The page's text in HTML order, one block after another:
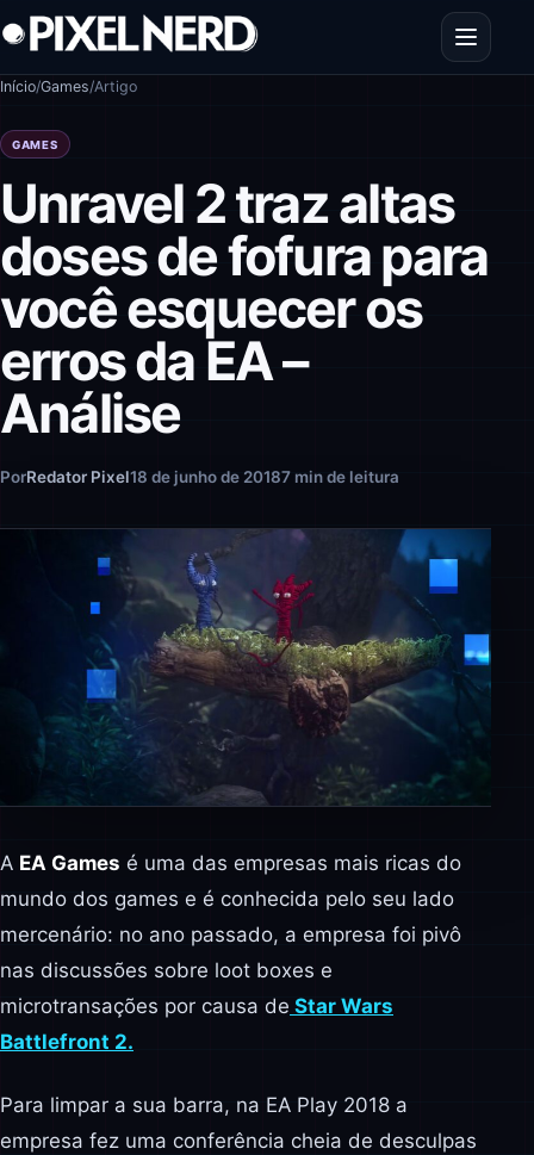
Pular para o conteúdo
Abrir
Início/Games/Artigo
GAMES
Unravel 2 traz altas
doses de fofura para
você esquecer os
erros da EA –
Análise
PorRedator Pixel18 de junho de 20187 min de leitura
A EA Games é uma das empresas mais ricas do
mundo dos games e é conhecida pelo seu lado
mercenário: no ano passado, a empresa foi pivô
nas discussões sobre loot boxes e
microtransações por causa de Star Wars
Battlefront 2.
Para limpar a sua barra, na EA Play 2018 a
empresa fez uma conferência cheia de desculpas